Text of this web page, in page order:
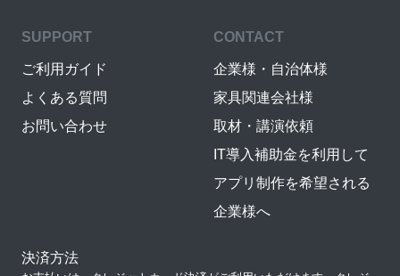
SUPPORT
ご利用ガイド
よくある質問
お問い合わせ
CONTACT
企業様・自治体様
家具関連会社様
取材・講演依頼
IT導入補助金を利用して
アプリ制作を希望される
企業様へ
決済方法